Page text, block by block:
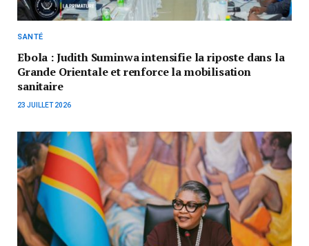
SANTÉ
Ebola : Judith Suminwa intensifie la riposte dans la
Grande Orientale et renforce la mobilisation
sanitaire
23 JUILLET 2026